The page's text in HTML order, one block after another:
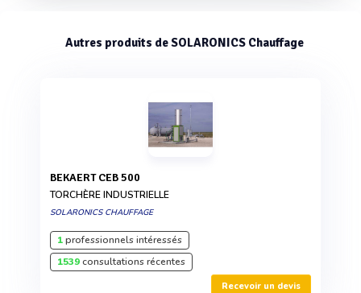
Autres produits de SOLARONICS Chauffage
BEKAERT CEB 500
TORCHÈRE INDUSTRIELLE
SOLARONICS CHAUFFAGE
1professionnels intéressés
1539consultations récentes
Recevoir un devis